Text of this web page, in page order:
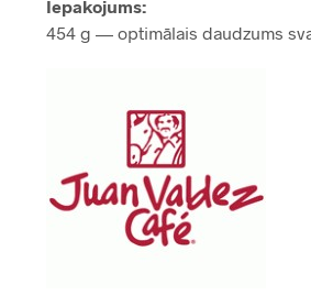
Iepakojums:
454 g — optimālais daudzums